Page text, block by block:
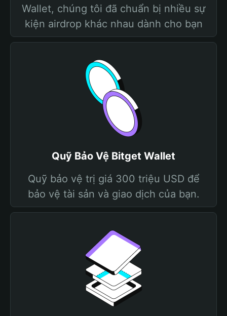
Wallet, chúng tôi đã chuẩn bị nhiều sự
kiện airdrop khác nhau dành cho bạn
Quỹ Bảo Vệ Bitget Wallet
Quỹ bảo vệ trị giá 300 triệu USD để
bảo vệ tài sản và giao dịch của bạn.